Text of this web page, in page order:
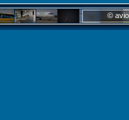
©